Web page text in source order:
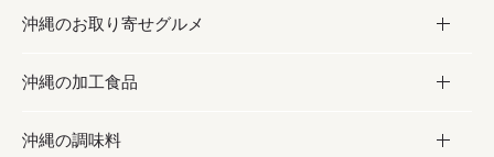
沖縄のお取り寄せグルメ
お取り寄せグルメ
フルーツ・野菜
沖縄の加工食品
加工食品
沖縄の調味料